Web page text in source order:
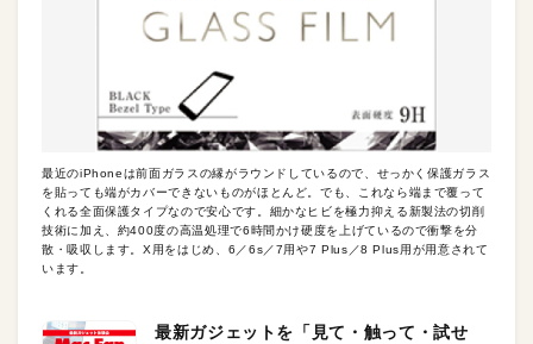
最近のiPhoneは前面ガラスの縁がラウンドしているので、せっかく保護ガラス
を貼っても端がカバーできないものがほとんど。でも、これなら端まで覆って
くれる全面保護タイプなので安心です。細かなヒビを極力抑える新製法の切削
技術に加え、約400度の高温処理で6時間かけ硬度を上げているので衝撃を分
散・吸収します。X用をはじめ、6／6s／7用や7 Plus／8 Plus用が用意されて
います。
最新ガジェットを「見て・触って・試せ